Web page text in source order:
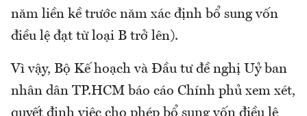
năm liền kề trước năm xác định bổ sung vốn
điều lệ đạt từ loại B trở lên).
Vì vậy, Bộ Kế hoạch và Đầu tư đề nghị Uỷ ban
nhân dân TP.HCM báo cáo Chính phủ xem xét,
quyết định việc cho phép bổ sung vốn điều lệ